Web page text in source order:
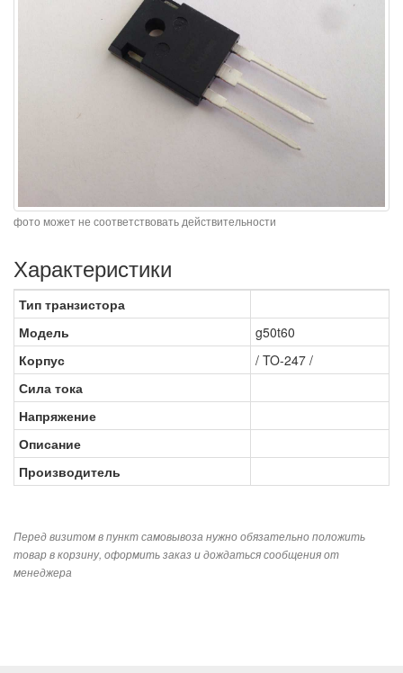
фото может не соответствовать действительности
Характеристики
Тип транзистора
Модель
g50t60
Корпус
/ TO-247 /
Сила тока
Напряжение
Описание
Производитель
Перед визитом в пункт самовывоза нужно обязательно положить
товар в корзину, оформить заказ и дождаться сообщения от
менеджера